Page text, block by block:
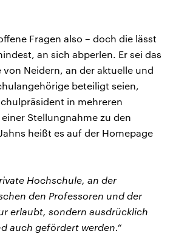
Fragen also – doch die lässt
an sich abperlen. Er sei das
Neidern, an der aktuelle und
beteiligt seien,
in mehreren
Stellungnahme zu den
heißt es auf der Homepage
Hochschule, an der
den Professoren und der
erlaubt, sondern ausdrücklich
auch gefördert werden.“